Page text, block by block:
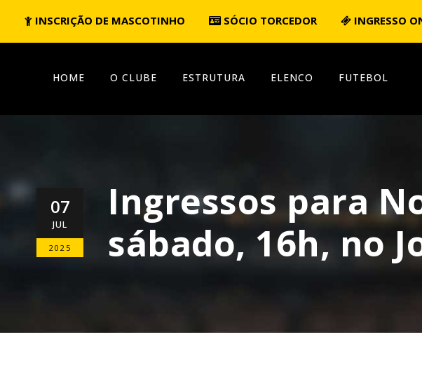
INSCRIÇÃO DE MASCOTINHO SÓCIO TORCEDOR INGRESSO
HOME O CLUBE ESTRUTURA ELENCO FUTEBOL
07
JUL
2025
Ingressos para
sábado, 16h, no